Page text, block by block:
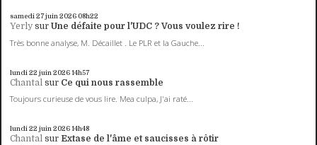
samedi 27juin 2026 08h22
Yerly surUne défaite pour l'UDC ? Vous voulez rire !
Très bonne analyse, M. Décaillet . Le PLR et la Gauche...
lundi 22 juin 202614h57
Chantal sur Ce qui nous rassemble
Toujours curieuse de vous lire. Mea culpa, J'ai raté...
lundi 22 juin 202614h48
Chantal sur Extase de l'âme et saucisses à rôtir